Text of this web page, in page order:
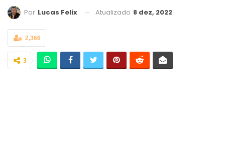
Por Lucas Felix Atualizado 8 dez, 2022
2,366
3